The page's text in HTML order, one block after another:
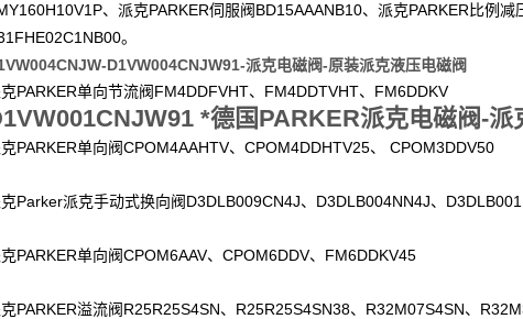
、派克PARKER伺服阀 BD15AAANB10、派克PARKER比例减
。
D1VW004CNJW91-派克电磁阀-原装派克液压电磁阀
PARKER单向节流阀 FM4DDFVHT、 FM4DDTVHT、 FM6DDKV
*德国PARKER派克电磁阀-派
PARKER单向阀 CPOM4AAHTV、 CPOM4DDHTV25、 CPOM3DDV50
Parker派克手动式换向阀 D3DLB009CN4J、 D3DLB004NN4J、
PARKER单向阀 CPOM6AAV、 CPOM6DDV、 FM6DDKV45
PARKER溢流阀 R25R25S4SN、 R25R25S4SN38、 R32M07S4SN、